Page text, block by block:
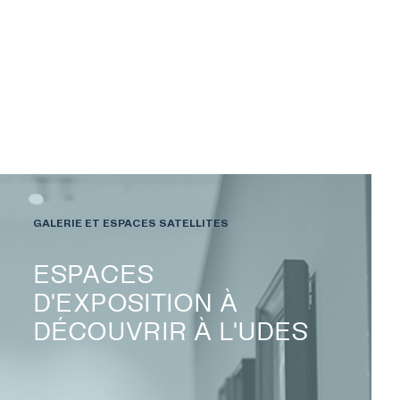
ESPACES
D'EXPOSITION À
DÉCOUVRIR À L'UDES
GALERIE ET ESPACES SATELLITES